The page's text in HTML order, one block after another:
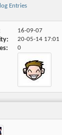
Entries
16-09-07
20-05-14 17:01
0